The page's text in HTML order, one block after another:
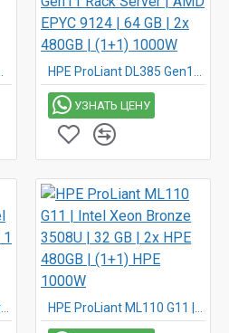
УЗНАТЬ ЦЕНУ